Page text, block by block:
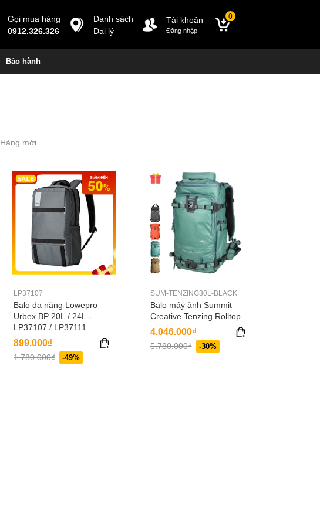
Gọi mua hàng
0912.326.326
Danh sách
Đại lý
Tài khoản
Đăng nhập
0
Bảo hành
Hàng mới
LP37107
Balo đa năng Lowepro
Urbex BP 20L / 24L -
LP37107 / LP37111
899.000₫
1.780.000₫ -49%
SUM-TENZING30L-BLACK
Balo máy ảnh Summit
Creative Tenzing Rolltop
4.046.000₫
5.780.000₫ -30%